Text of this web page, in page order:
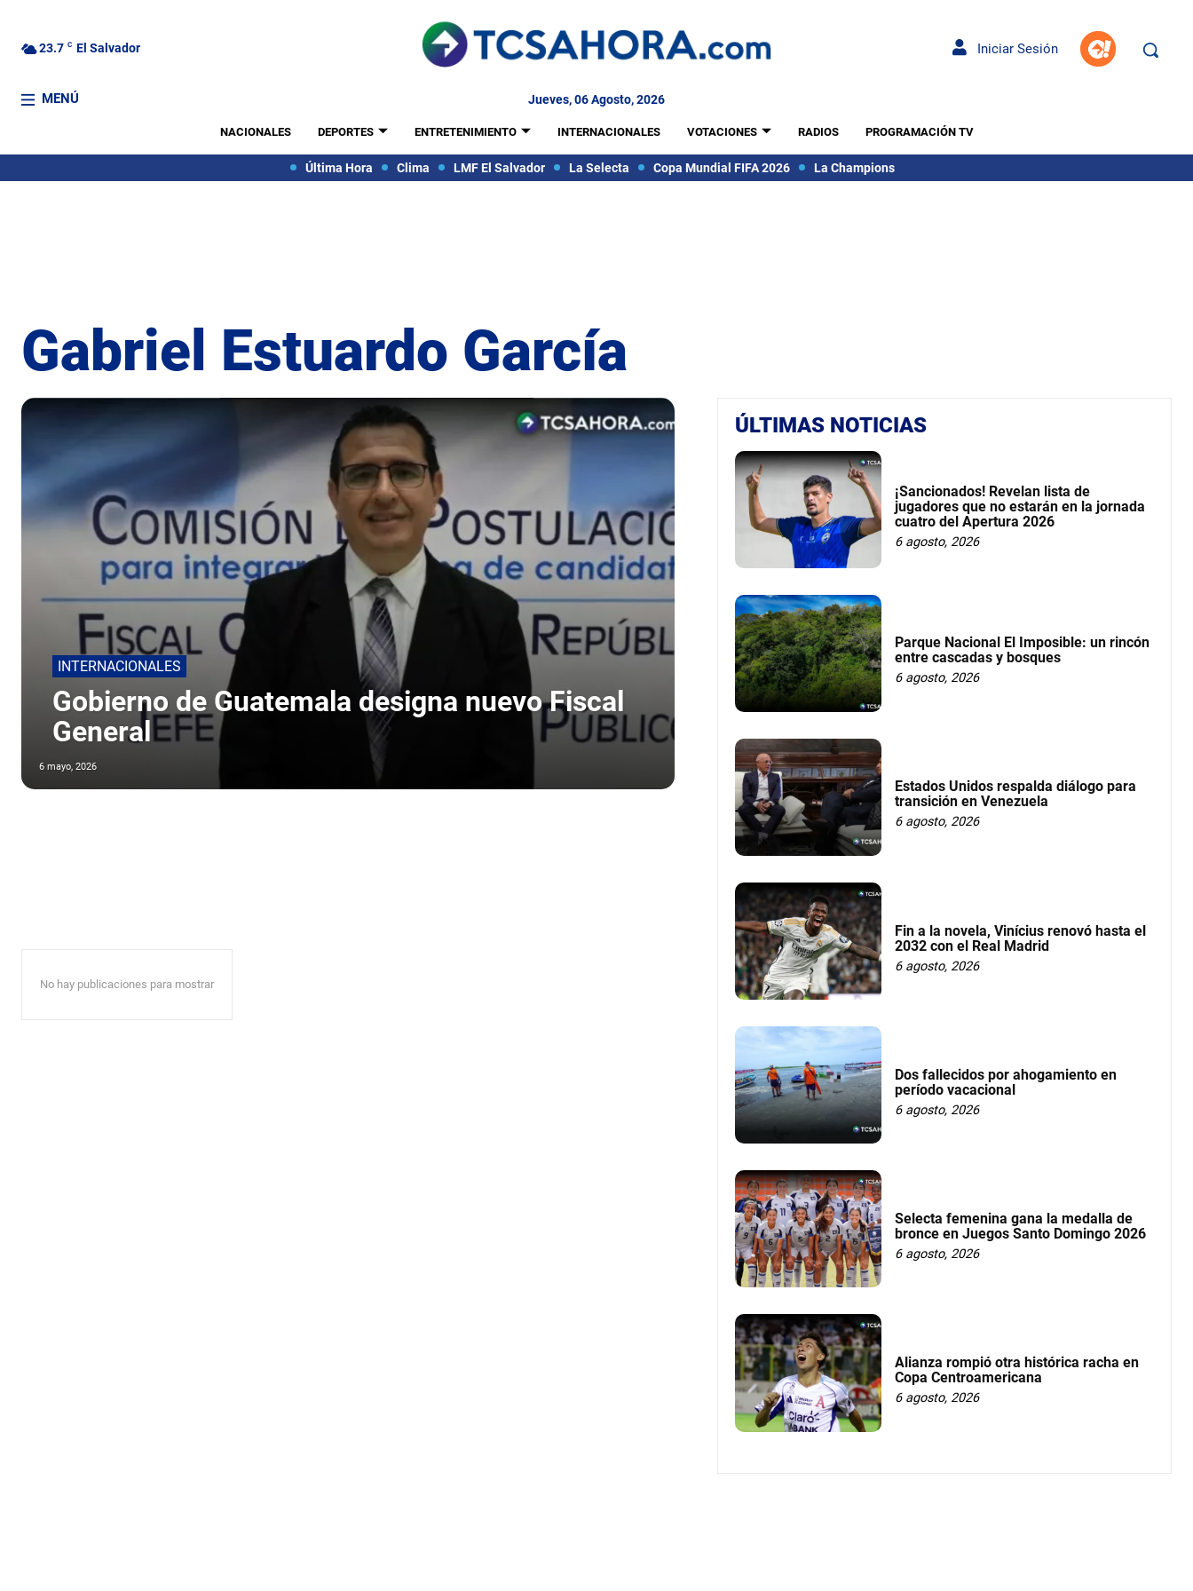
23.7 C El Salvador Iniciar Sesión
MENÚ Jueves, 06 Agosto, 2026
NACIONALES DEPORTES ENTRETENIMIENTO INTERNACIONALES VOTACIONES RADIOS PROGRAMACIÓN TV
Última Hora Clima LMF El Salvador La Selecta Copa Mundial FIFA 2026 La Champions
Gabriel Estuardo García
INTERNACIONALES
Gobierno de Guatemala designa nuevo Fiscal
General
6 mayo, 2026
No hay publicaciones para mostrar
ÚLTIMAS NOTICIAS
¡Sancionados! Revelan lista de
jugadores que no estarán en la jornada
cuatro del Apertura 2026
6 agosto, 2026
Parque Nacional El Imposible: un rincón
entre cascadas y bosques
6 agosto, 2026
Estados Unidos respalda diálogo para
transición en Venezuela
6 agosto, 2026
Fin a la novela, Vinícius renovó hasta el
2032 con el Real Madrid
6 agosto, 2026
Dos fallecidos por ahogamiento en
período vacacional
6 agosto, 2026
Selecta femenina gana la medalla de
bronce en Juegos Santo Domingo 2026
6 agosto, 2026
Alianza rompió otra histórica racha en
Copa Centroamericana
6 agosto, 2026